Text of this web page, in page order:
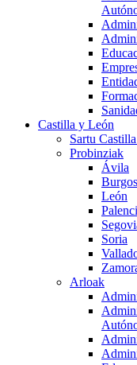
Castilla y León
Sartu
Probinziak
Ávila
Burgos
León
Soria
Arloak